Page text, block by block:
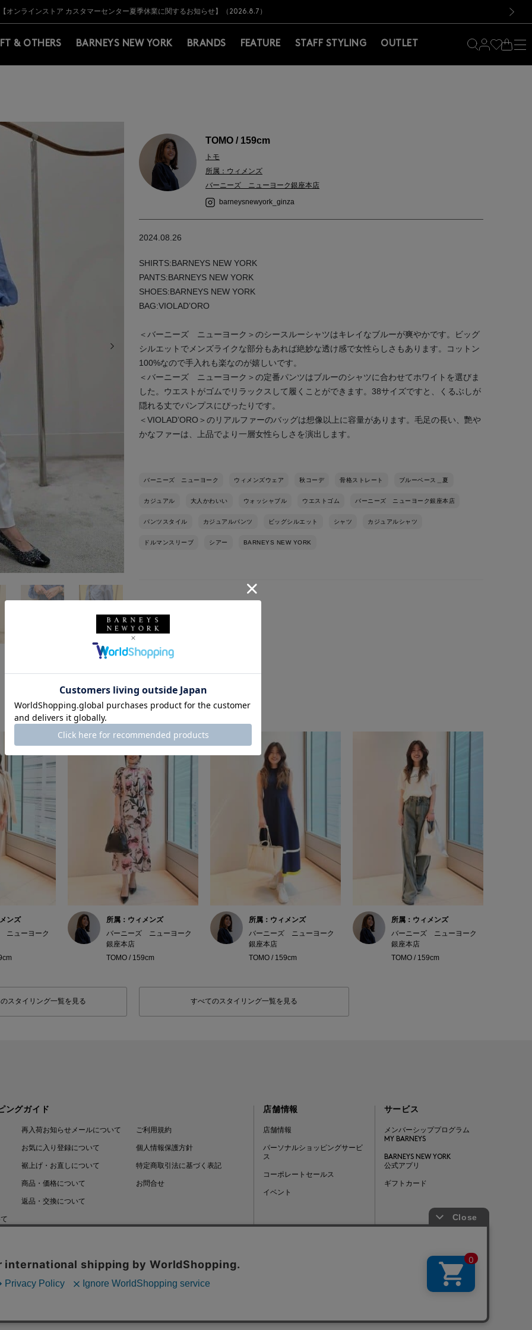
BARNEYS＞会員のお客様は11,000円（税込）以上のお買上げで常時送料無料！お買い物の際は会員登録を！
【夏季休業に伴う出荷一時停止のお知らせ】(2026.8.7)
【オンラインストア カスタマーセンター夏季休業に関するお知らせ】（2026.8.7）
【夏季休業に伴う返品・交換承り一時停止のお知らせ】（2026.8.5）
熊本県を中心とした地震の影響によるお荷物のお届けについて
【開催中】SUMMER SALEのご案内・ご注意事項
BARNEYS＞会員のお客様は11,000円（税込）以上のお買上げで常時送料無料！お買い物の際は会員登録を！
【夏季休業に伴う出荷一時停止のお知らせ】(2026.8.7)
& OTHERS BARNEYS NEW YORK BRANDS FEATURE STAFF STYLING OUTLET
TOMO / 159cm
トモ
所属：ウィメンズ
バーニーズ ニューヨーク銀座本店
barneysnewyork_ginza
2024.08.26
SHIRTS:BARNEYS NEW YORK
PANTS:BARNEYS NEW YORK
SHOES:BARNEYS NEW YORK
BAG:VIOLAD’ORO
＜バーニーズ ニューヨーク＞のシースルーシャツはキレイなブルーが爽やかです。ビッグ
シルエットでメンズライクな部分もあれば絶妙な透け感で女性らしさもあります。コットン
100%なので手入れも楽なのが嬉しいです。
＜バーニーズ ニューヨーク＞の定番パンツはブルーのシャツに合わせてホワイトを選びま
した。ウエストがゴムでリラックスして履くことができます。38サイズですと、くるぶしが
隠れる丈でパンプスにぴったりです。
＜VIOLAD’ORO＞のリアルファーのバッグは想像以上に容量があります。毛足の長い、艷や
かなファーは、上品でより一層女性らしさを演出します。
バーニーズ ニューヨーク ウィメンズウェア 秋コーデ 骨格ストレート ブルーベース＿夏
カジュアル 大人かわいい ウォッシャブル ウエストゴム バーニーズ ニューヨーク銀座本店
パンツスタイル カジュアルパンツ ビッグシルエット シャツ カジュアルシャツ
ドルマンスリーブ シアー BARNEYS NEW YORK
このスタッフの他のスタイリング
ンズ
ニューヨーク
所属：ウィメンズ
バーニーズ ニューヨーク
銀座本店
TOMO / 159cm
所属：ウィメンズ
バーニーズ ニューヨーク
銀座本店
TOMO / 159cm
所属：ウィメンズ
バーニーズ ニューヨーク
銀座本店
TOMO / 159cm
スタイリング一覧を見る すべてのスタイリング一覧を見る
ングガイド
再入荷お知らせメールについて
お気に入り登録について
裾上げ・お直しについて
商品・価格について
返品・交換について
ご利用規約
個人情報保護方針
特定商取引法に基づく表記
お問合せ
店舗情報
店舗情報
パーソナルショッピングサービ
ス
コーポレートセールス
イベント
サービス
メンバーシッププログラム
MY BARNEYS
BARNEYS NEW YORK
公式アプリ
ギフトカード